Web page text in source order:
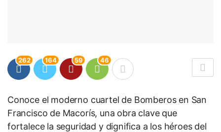
262 164 59 46
Conoce el moderno cuartel de Bomberos en San
Francisco de Macorís, una obra clave que
fortalece la seguridad y dignifica a los héroes del